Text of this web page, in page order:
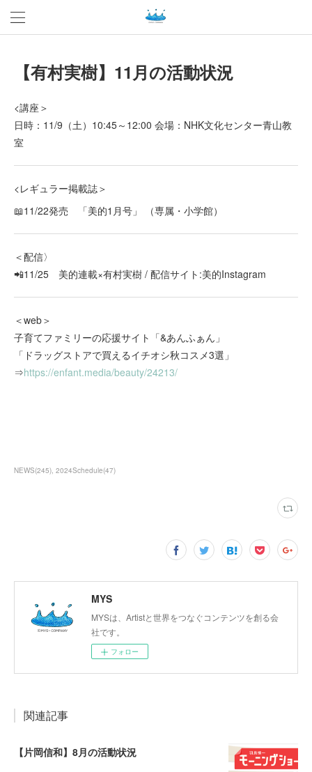
【有村実樹】11月の活動状況
<講座＞
日時：11/9（土）10:45～12:00 会場：NHK文化センター青山教
室
<レギュラー掲載誌＞
📖11/22発売 「美的1月号」 （専属・小学館）
＜配信〉
📲11/25 美的連載×有村実樹 / 配信サイト:美的Instagram
＜web＞
子育てファミリーの応援サイト「&あんふぁん」
「ドラッグストアで買えるイチオシ秋コスメ3選」
⇒https://enfant.media/beauty/24213/
NEWS(245) 2024Schedule(47)
MYS
MYSは、Artistと世界をつなぐコンテンツを創る会
社です。
フォロー
関連記事
【片岡信和】8月の活動状況